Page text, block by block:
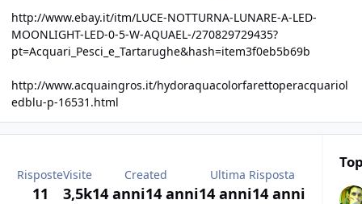
http://www.ebay.it/itm/LUCE-NOTTURNA-LUNARE-A-LED-
MOONLIGHT-LED-0-5-W-AQUAEL-/270829729435?
pt=Acquari_Pesci_e_Tartarughe&hash=item3f0eb5b69b
http://www.acquaingros.it/hydoraquacolorfarettoperacquariol
edblu-p-16531.html
Risposte
11
Visite
3,5k
Created
14 anni14 anni
Ultima Risposta
14 anni14 anni